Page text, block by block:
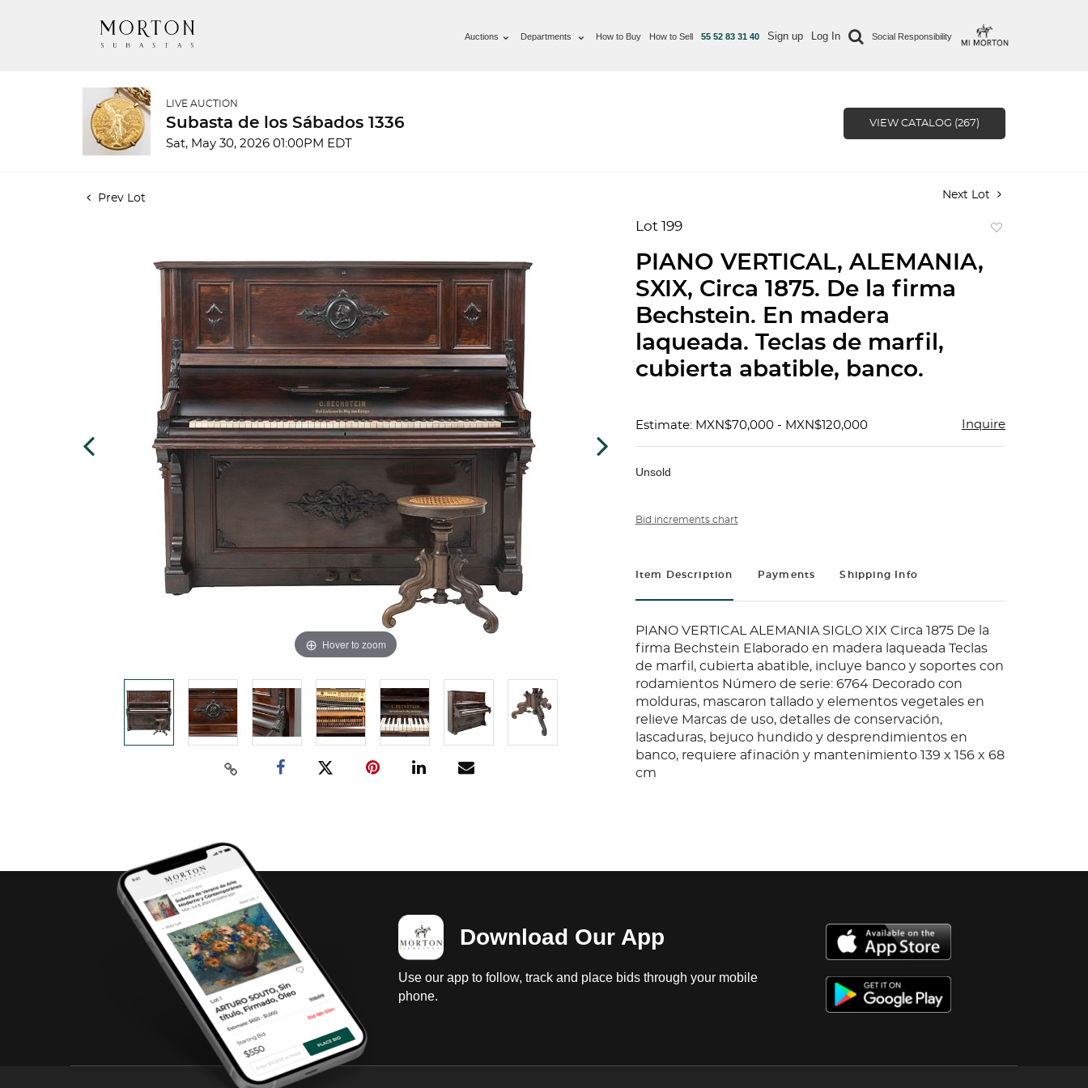
Auctions Departments How to Buy How to Sell 55 52 83 31 40 Sign up Log In Social Responsibility
LIVE AUCTION
Subasta de los Sábados 1336
Sat, May 30, 2026 01:00PM EDT
VIEW CATALOG (267)
Prev Lot Next Lot
Hover to zoom
Lot 199
favorite
PIANO VERTICAL, ALEMANIA,
SXIX, Circa 1875. De la firma
Bechstein. En madera
laqueada. Teclas de marfil,
cubierta abatible, banco.
Estimate: MXN$70,000 - MXN$120,000 Inquire
Unsold
Bid increments chart
Item Description Payments Shipping Info
PIANO VERTICAL ALEMANIA SIGLO XIX Circa 1875 De la
firma Bechstein Elaborado en madera laqueada Teclas
de marfil, cubierta abatible, incluye banco y soportes con
rodamientos Número de serie: 6764 Decorado con
molduras, mascaron tallado y elementos vegetales en
relieve Marcas de uso, detalles de conservación,
lascaduras, bejuco hundido y desprendimientos en
banco, requiere afinación y mantenimiento 139 x 156 x 68
cm
Download Our App
Use our app to follow, track and place bids through your mobile
phone.